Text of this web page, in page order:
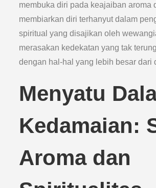
membuka diri pada keajaiban aroma
membiarkan diri terhanyut dalam
spiritual yang disajikan oleh
merasakan kedekatan yang tak
dengan hal-hal yang lebih besar dari
Menyatu
Kedamaian:
Aroma dan